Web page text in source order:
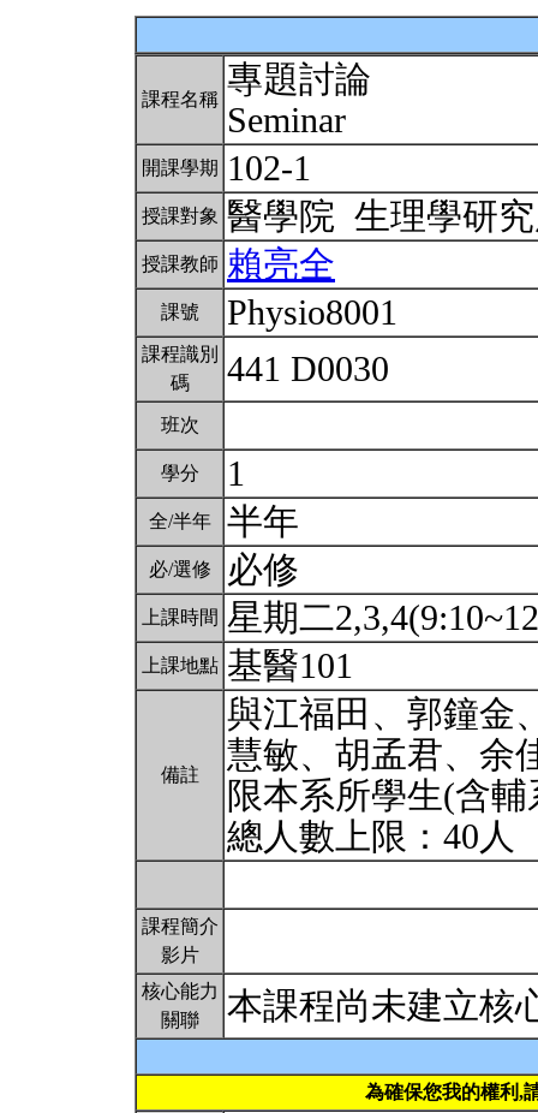
課程名稱 專題討論
Seminar
開課學期 102-1
授課對象 醫學院 生理學研
授課教師 賴亮全
課號 Physio8001
課程識別
碼
441 D0030
班次
學分 1
全/半年 半年
必/選修 必修
上課時間 星期二
上課地點 基醫101
備註
與江福田、郭鐘金
慧敏、胡孟君、余
限本系所學生(含
總人數上限：40人
課程簡介
影片
核心能力
關聯
本課程尚未建立核
為確保您我的權利,